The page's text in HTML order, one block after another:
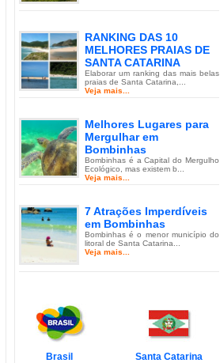
RANKING DAS 10
MELHORES PRAIAS DE
SANTA CATARINA
Elaborar um ranking das mais belas
praias de Santa Catarina,...
Veja mais...
Melhores Lugares para
Mergulhar em
Bombinhas
Bombinhas é a Capital do Mergulho
Ecológico, mas existem b...
Veja mais...
7 Atrações Imperdíveis
em Bombinhas
Bombinhas é o menor município do
litoral de Santa Catarina...
Veja mais...
de Balneário Camboriú e
Balneário Camboriú é um passeio
Brasil Santa Catarina